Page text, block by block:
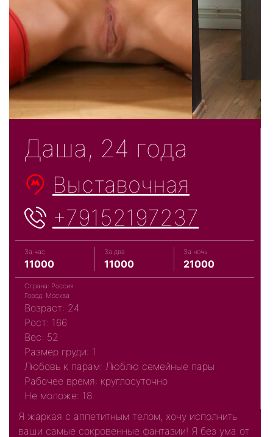
Даша, 24 года
Выставочная
+79152197237
За час
11000
За два
11000
За ночь
21000
Страна: Россия
Город: Москва
Возраст: 24
Рост: 166
Вес: 52
Размер груди: 1
Любовь к парам: Люблю семейные пары
Рабочее время: круглосуточно
Не моложе: 18
Я жаркая с аппетитным телом, хочу исполнить
ваши самые сокровенные фантазии! Я без ума от